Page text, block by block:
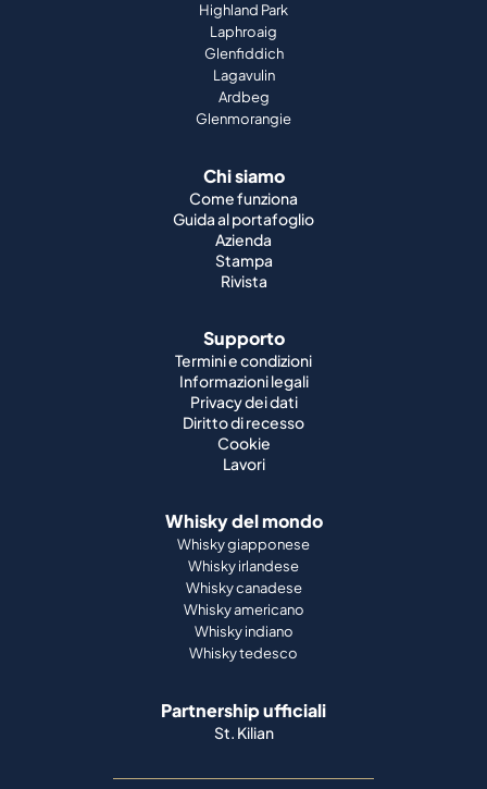
Highland Park
Laphroaig
Glenfiddich
Lagavulin
Ardbeg
Glenmorangie
Chi siamo
Come funziona
Guida al portafoglio
Azienda
Stampa
Rivista
Supporto
Termini e condizioni
Informazioni legali
Privacy dei dati
Diritto di recesso
Cookie
Lavori
Whisky del mondo
Whisky giapponese
Whisky irlandese
Whisky canadese
Whisky americano
Whisky indiano
Whisky tedesco
Partnership ufficiali
St. Kilian